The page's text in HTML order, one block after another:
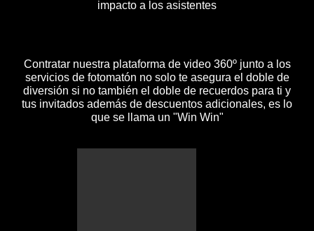
impacto a los asistentes
Contratar nuestra plataforma de video 360º junto a los
servicios de fotomatón no solo te asegura el doble de
diversión si no también el doble de recuerdos para ti y
tus invitados además de descuentos adicionales, es lo
que se llama un "Win Win"